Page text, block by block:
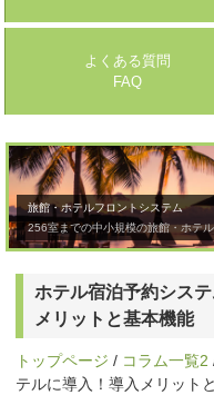
よくある質問
FAQ
旅館・ホテルフロントシステム
256室までの中小規模の旅館・ホテ
ホテル宿泊予約シス
メリットと基本機能
トップページ / コラム一覧2
テルに導入！導入メリット